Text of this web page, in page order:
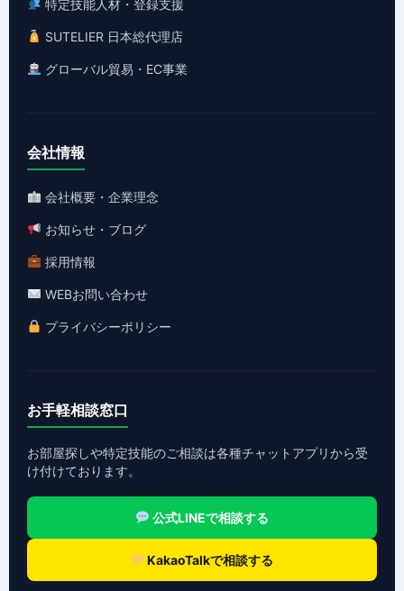
特定技能人材・登録支援
SUTELIER 日本総代理店
グローバル貿易・EC事業
会社情報
会社概要・企業理念
お知らせ・ブログ
採用情報
WEBお問い合わせ
プライバシーポリシー
お手軽相談窓口
お部屋探しや特定技能のご相談は各種チャットアプリから受
け付けております。
公式LINEで相談する
KakaoTalkで相談する